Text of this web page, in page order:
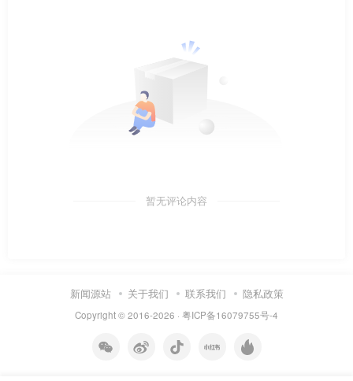
暂无评论内容
新闻源站 关于我们 联系我们 隐私政策
Copyright © 2016-2026 · 粤ICP备16079755号-4